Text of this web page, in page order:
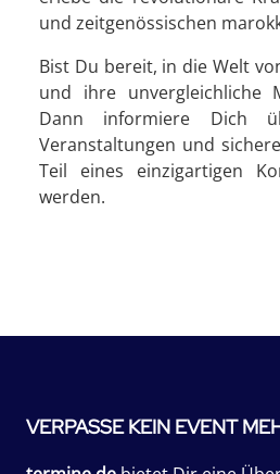
und zeitgenössischen
Bist Du bereit, in die Welt
und ihre unvergleichliche
Dann informiere Dich
Veranstaltungen und
Teil eines einzigartigen
werden.
VERPASSE KEIN EVENT